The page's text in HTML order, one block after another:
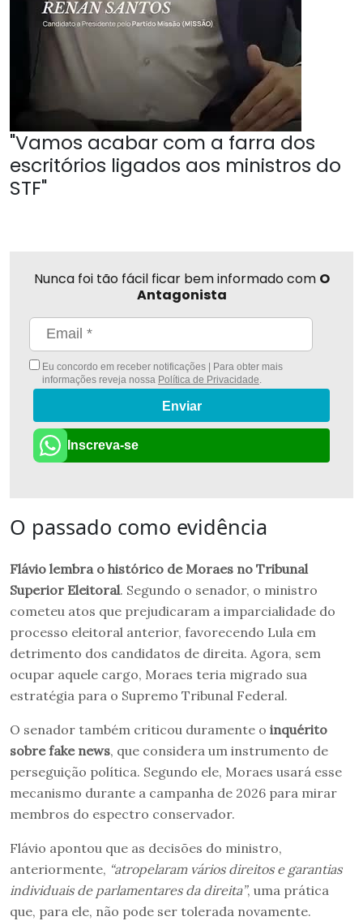
"Vamos acabar com a farra dos
escritórios ligados aos ministros do
STF"
Nunca foi tão fácil ficar bem informado com O
Antagonista
Eu concordo em receber notificações | Para obter mais
informações reveja nossa Política de Privacidade
Enviar
Inscreva-se
O passado como evidência
Flávio lembra o histórico de Moraes no Tribunal
Superior Eleitoral. Segundo o senador, o ministro
cometeu atos que prejudicaram a imparcialidade do
processo eleitoral anterior, favorecendo Lula em
detrimento dos candidatos de direita. Agora, sem
ocupar aquele cargo, Moraes teria migrado sua
estratégia para o Supremo Tribunal Federal.
O senador também criticou duramente o inquérito
sobre fake news, que considera um instrumento de
perseguição política. Segundo ele, Moraes usará esse
mecanismo durante a campanha de 2026 para mirar
membros do espectro conservador.
Flávio apontou que as decisões do ministro,
anteriormente, “atropelaram vários direitos e garantias
individuais de parlamentares da direita”, uma prática
que, para ele, não pode ser tolerada novamente.